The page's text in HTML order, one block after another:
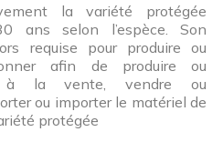
la variété protégée
ans selon l’espèce. Son
requise pour produire ou
afin de produire ou
à la vente, vendre ou
ou importer le matériel de
protégée